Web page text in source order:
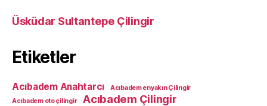
Üsküdar Sultantepe Çilingir
Etiketler
Acıbadem Anahtarcı
Acıbadem enyakın Çilingir
Acıbadem oto çilingir
Acıbadem Çilingir